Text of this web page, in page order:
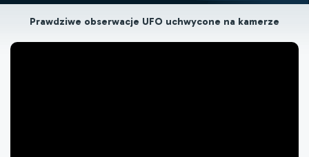
Prawdziwe obserwacje UFO uchwycone na kamerze